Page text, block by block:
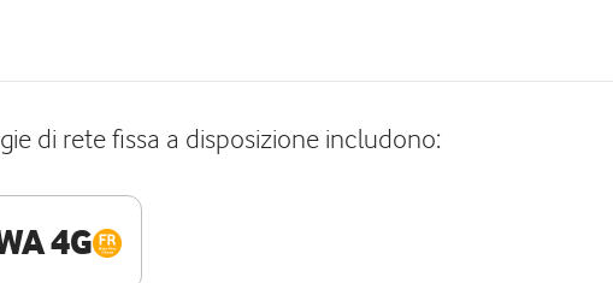
di rete fissa a disposizione includono:
4G